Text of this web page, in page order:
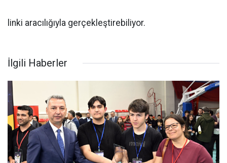
linki aracılığıyla gerçekleştirebiliyor.
İlgili Haberler